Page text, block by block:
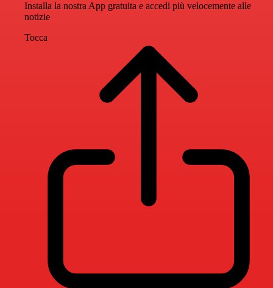
Installa la nostra App gratuita e accedi più velocemente alle
notizie
Tocca